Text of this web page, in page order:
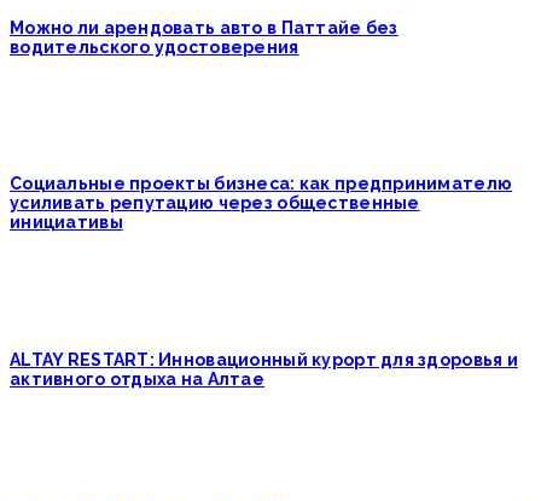
Можно ли арендовать авто в Паттайе без
водительского удостоверения
Социальные проекты бизнеса: как предпринимателю
усиливать репутацию через общественные
инициативы
ALTAY RESTART: Инновационный курорт для здоровья и
активного отдыха на Алтае